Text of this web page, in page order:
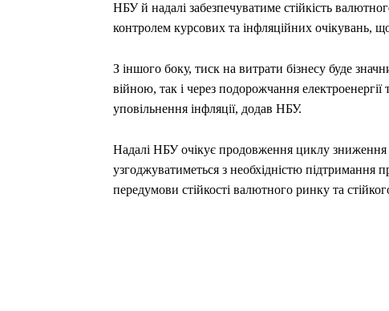
НБУ й надалі забезпечуватиме стійкість
контролем курсових та інфляційних
З іншого боку, тиск на витрати бізнесу буде
війною, так і через подорожчання
уповільнення інфляції, додав НБУ.
Надалі НБУ очікує продовження циклу зниження
узгоджуватиметься з необхідністю підтримання
передумови стійкості валютного ринку та